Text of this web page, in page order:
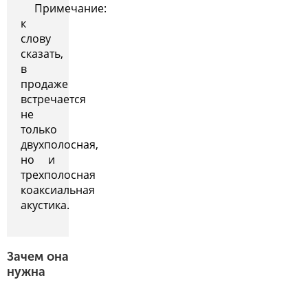
Примечание:
к
слову
сказать,
в
продаже
встречается
не
только
двухполосная,
но и
трехполосная
коаксиальная
акустика.
Зачем она
нужна